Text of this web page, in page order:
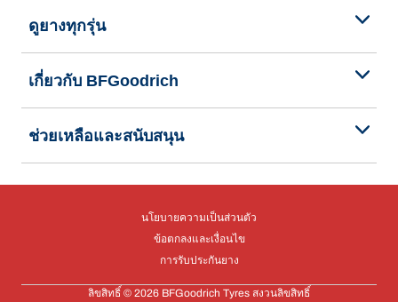
ดูยางทุกรุ่น
เกี่ยวกับ BFGoodrich
ช่วยเหลือและสนับสนุน
นโยบายความเป็นส่วนตัว
ข้อตกลงและเงื่อนไข
การรับประกันยาง
ลิขสิทธิ์ © 2026 BFGoodrich Tyres สงวนลิขสิทธิ์